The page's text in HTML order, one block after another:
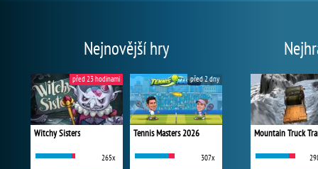
Nejnovější hry
Witchy Sisters
265x
před 23 hodinami
Tennis Masters 2026
307x
před 2 dny
Mountain Truck